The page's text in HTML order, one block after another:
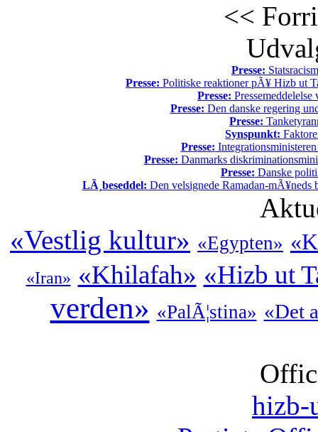
<<
Presse:
Presse: Politiske reaktioner pÃ¥ Hizb ut
Presse:
Presse: Den danske regering
Presse:
Synspunkt:
Presse:
Presse: Danmarks
Presse: Danske
LÃ¸beseddel: Den velsignede Ramadan-mÃ¥neds
«Vestlig kultur» «Egypten»
«Iran» «Khilafah» «Hizb ut
verden» «PalÃ¦stina» «Det
hizb-